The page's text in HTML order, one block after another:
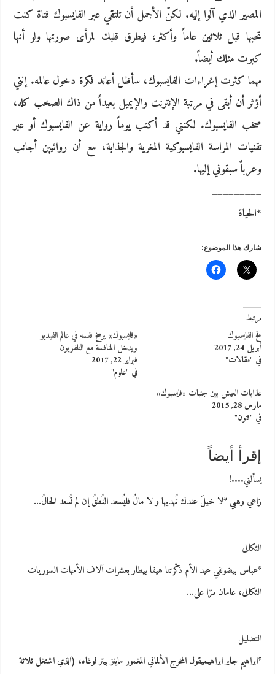
المصير الذي آلوا إليه. لكنّ الأجمل أن تلتقي عبر الفايسبوك فتاة كنت
تحبها قبل ثلاثين عاماً وأكثر، فيطرق قلبك لمرأى صورتها ولو أنها
كبرت مثلك أيضاً.
مهما كثرت إغراءات الفايسبوك، سأظل أعاند فكرة دخول عالمه. إنني
أؤثر أن أبقى في مرتبة الإنترنت والإيميل بعيداً من ذاك الصخب كله،
صخب الفايسبوك. لكنني قد أكتب يوماً رواية عن الفايسبوك أو عبر
تقنيات المراسة الفايسبوكية المغرية والجذابة، مع أن روائيين أجانب
وعرباً سبقوني إليها.
_________
*الحياة
شارك هذا الموضوع:
مرتبط
فخ الفايسبوك
أبريل 24, 2017
في "مقالات"
«فايسبوك» يرسخ نفسه في عالم الفيديو
ويدخل المنافسة مع التلفزيون
فبراير 22, 2017
في "علوم"
عذابات العيش بين جنبات «فايسبوك»
مارس 28, 2015
في "فنون"
إقرأ أيضاً
يسألني....!
زاهي وهبي *لا خيلَ عندك تُهديها و لا مالُ فليُسعد النُطقُ إن لم تُسعد الحالُ…
الثكالى
*عباس بيضونفي عيد الأم ذكّرتنا هيفا بيطار بعشرات آلاف الأمهات السوريات
الثكالى، عامان مرّا على…
التضليل
*ابراهيم جابر ابراهيميقول المخرج الألماني المغمور ماينز بيتر لوغاه، (الذي اشتغل ثلاثة